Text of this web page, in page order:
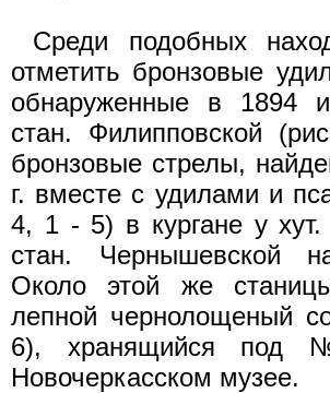
Среди подобных
отметить бронзовые
обнаруженные в 1894
стан. Филипповской
бронзовые стрелы,
г. вместе с удилами и
4, 1 - 5) в кургане у хут.
стан. Чернышевской
Около этой же
лепной чернолощеный
6), хранящийся
Новочеркасском музее.